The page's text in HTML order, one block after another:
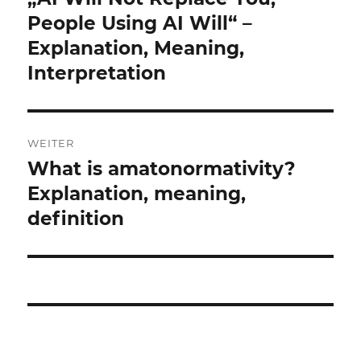
Beitrag:
People Using AI Will“ –
Explanation, Meaning,
Interpretation
WEITER
Nächster
Beitrag:
What is amatonormativity?
Explanation, meaning,
definition